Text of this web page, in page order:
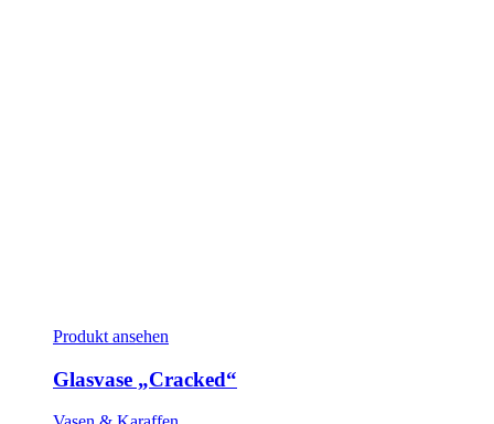
Produkt ansehen
Glasvase „Cracked“